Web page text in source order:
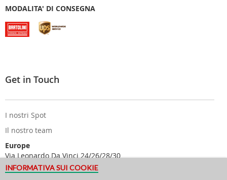
MODALITA' DI CONSEGNA
Get in Touch
I nostri Spot
Il nostro team
Europe
Via Leonardo Da Vinci 24/26/28/30
25122 Brescia - Italy
INFORMATIVA SUI COOKIE